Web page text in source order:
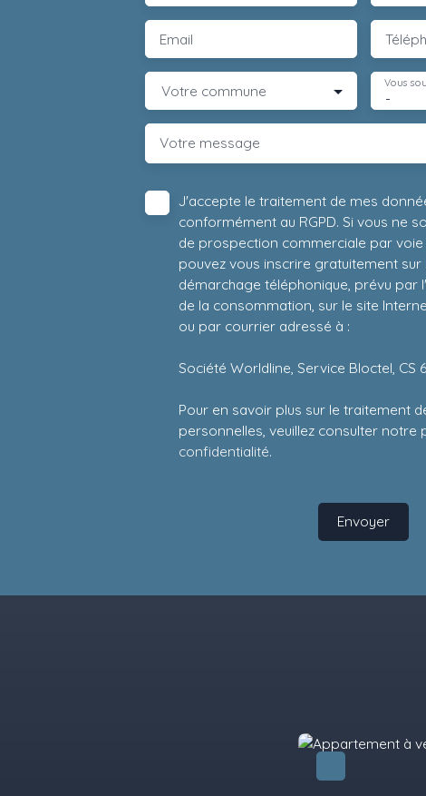
Email
Votre commune -
Vous
Votre message
J'accepte le traitement de mes
conformément au RGPD. Si vous ne
de prospection commerciale par voie
pouvez vous inscrire gratuitement
démarchage téléphonique, prévu par
de la consommation, sur le site
ou par courrier adressé à :
Société Worldline, Service Bloctel, CS
Pour en savoir plus sur le traitement
personnelles, veuillez consulter notre
confidentialité.
Envoyer